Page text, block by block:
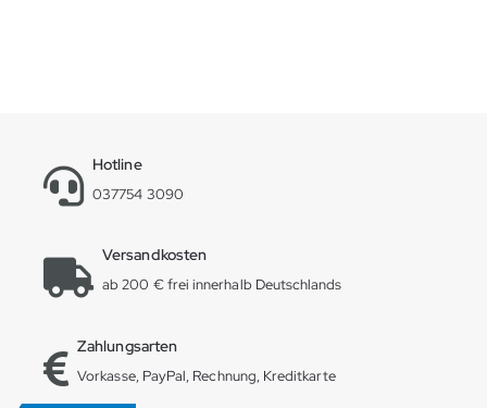
Hotline
037754 3090
Versandkosten
ab 200 € frei innerhalb Deutschlands
Zahlungsarten
Vorkasse, PayPal, Rechnung, Kreditkarte